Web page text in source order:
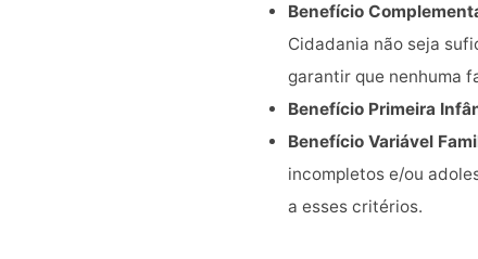
Benefício
Cidadania não seja
garantir que nenhuma
Benefício Primeira
Benefício Variável
incompletos e/ou
a esses critérios.